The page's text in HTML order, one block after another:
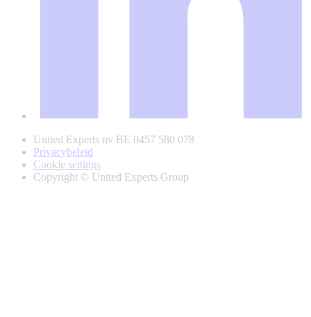
United Experts nv BE 0457 580 078
Privacybeleid
Cookie settings
Copyright © United Experts Group